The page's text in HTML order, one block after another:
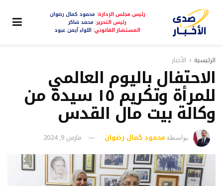
رئيس مجلس الإدارة: محمود كمال رضوان
رئيس التحرير: محمد شاكر
المستشار القانوني: اللواء أيمن عبود
الرئيسية الأخبار
الاحتفال باليوم العالمي
للمرأة وتكريم ١٥ سيدة من
وكالة بيت مال القدس
بواسطة محمود كمال رضوان مارس 9, 2024